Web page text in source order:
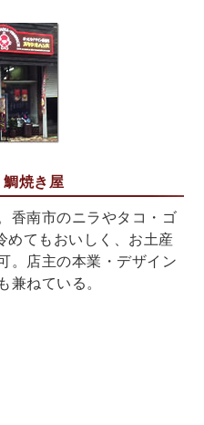
焼き屋
香南市のニラやタコ・ゴ
めてもおいしく、お土産
。店主の本業・デザイン
ねている。